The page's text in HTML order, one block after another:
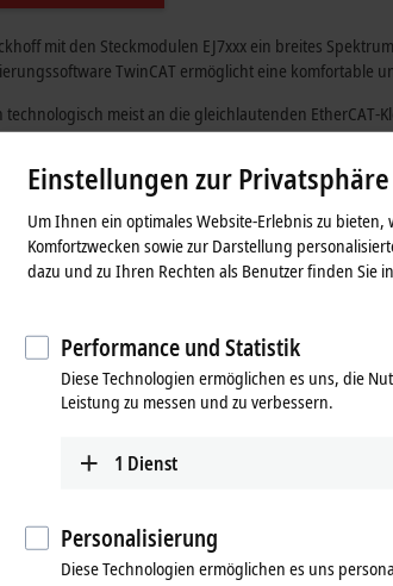
mit den Steckmodulen EJ7xxx ein breites
TwinCAT ermöglicht eine komfortable
technologisch meist an die gleichlautenden
auf dem Signal Distribution Board zum Einsatz
Einstellungen zur Privatsphäre
Um Ihnen ein optimales Website-Erlebnis zu
Komfortzwecken sowie zur Darstellung
dazu und zu Ihren Rechten als Benutzer finden Sie
Performance und Statistik
Diese Technologien ermöglichen es uns, die
Leistung zu messen und zu verbessern.
1 Dienst
Personalisierung
Diese Technologien ermöglichen es uns